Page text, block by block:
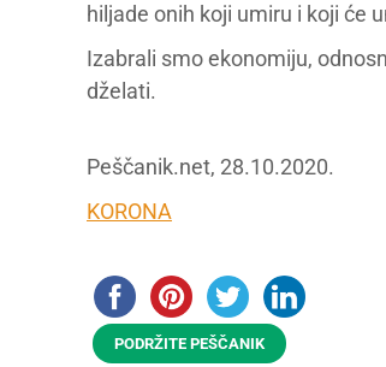
hiljade onih koji umiru i koji će
Izabrali smo ekonomiju,
dželati.
Peščanik.net, 28.10.2020.
KORONA
PODRŽITE PEŠČANIK